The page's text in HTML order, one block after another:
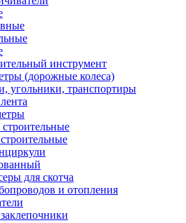
инструмент
(дорожные колеса)
угольники, транспортиры
строительные
для скотча
и отопления